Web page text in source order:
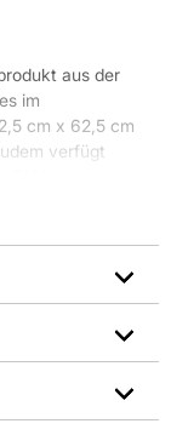
aus der
im
cm x 62,5 cm
verfügt
?w=
35 bis 49 dB,
ca.